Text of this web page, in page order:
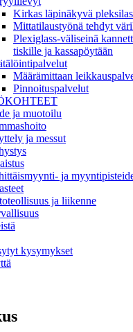
Kirkas läpinäkyvä
Mittatilaustyönä tehdyt
Plexiglass-väliseinä
tiskille ja kassapöytään
Määrämittaan
Pinnoituspalvelut
ja muotoilu
ja messut
ja
ja liikenne
kysymykset